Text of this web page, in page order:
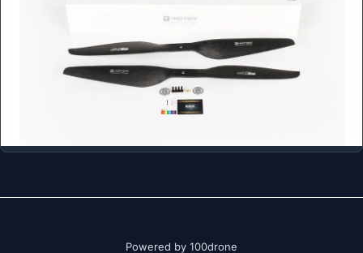
Powered by 100drone